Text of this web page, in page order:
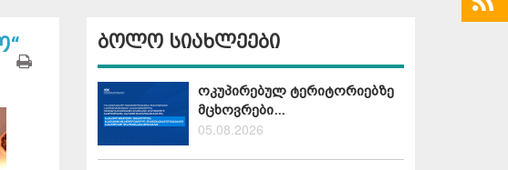
ბოლო სიახლეები
ოკუპირებულ ტერიტორიებზე
მცხოვრები...
05.08.2026